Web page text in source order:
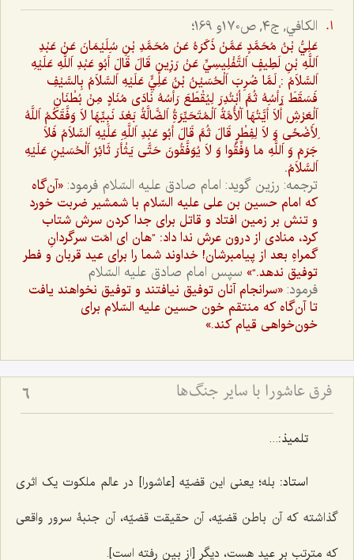
الکافي, ج۴, ص۱۷۰و 169؛
عَلِيُّ بْنُ مُحَمَّدٍ عَمَّنْ ذَكَرَهُ عَنْ مُحَمَّدِ بْنِ سُلَيْمَانَ عَنْ عَبْدِ
اَللَّهِ بْنِ لَطِيفٍ اَلتَّفْلِيسِيِّ عَنْ رَزِينٍ قَالَ قَالَ أَبُو عَبْدِ اَللَّهِ عَلَيْهِ
اَلسَّلاَمُ : لَمَّا ضُرِبَ اَلْحُسَيْنُ بْنُ عَلِيٍّ عَلَيْهِ اَلسَّلاَمُ بِالسَّيْفِ
فَسَقَطَ رَأْسُهُ ثُمَّ اُبْتُدِرَ لِيُقْطَعَ رَأْسُهُ نَادَى مُنَادٍ مِنْ بُطْنَانِ
اَلْعَرْشِ أَلاَ أَيَّتُهَا اَلْأُمَّةُ اَلْمُتَحَيِّرَةُ اَلضَّالَّةُ بَعْدَ نَبِيِّهَا لاَ وَفَّقَكُمُ اَللَّهُ
لِأَضْحًى وَ لاَ لِفِطْرٍ قَالَ ثُمَّ قَالَ أَبُو عَبْدِ اَللَّهِ عَلَيْهِ اَلسَّلاَمُ فَلاَ
جَرَمَ وَ اَللَّهِ مَا وُفِّقُوا وَ لاَ يُوَفَّقُونَ حَتَّى يَثْأَرَ ثَائِرُ اَلْحُسَيْنِ عَلَيْهِ
اَلسَّلاَمُ.
ترجمه: رزين گويد: امام صادق عليه السّلام فرمود:«آن‌گاه
كه امام حسين بن على عليه السّلام با شمشير ضربت خورد
و تنش بر زمين افتاد و قاتل براى جدا كردن سرش شتاب
كرد، منادى از درون عرش ندا داد: ”هان اى امّت سرگردانِ
گمراهِ بعد از پيامبرشان! خداوند شما را براى عيد قربان و فطر
توفيق ندهد.“» سپس امام صادق عليه السّلام
فرمود:«سرانجام آنان توفيق نيافتند و توفيق نخواهند يافت
تا آن‌گاه كه منتقم خون حسين عليه السّلام براى
خون‌خواهى قيام كند.»
فرق عاشورا با سایر جنگ‌ها 6
تلمیذ:...
استاد: بله؛ یعنی این قضیّه [عاشورا] در عالم ملکوت یک اثری
گذاشته که آن باطن قضیّه، آن حقیقت قضیّه، آن جنبۀ سرور واقعی
که مترتب بر عید هست، دیگر [از بین رفته است].